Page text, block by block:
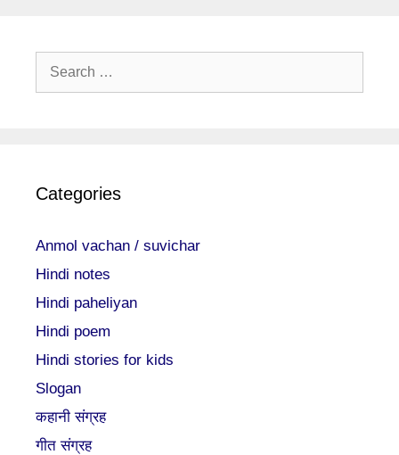
Search
Categories
Anmol vachan / suvichar
Hindi notes
Hindi paheliyan
Hindi poem
Hindi stories for kids
Slogan
कहानी संग्रह
गीत संग्रह